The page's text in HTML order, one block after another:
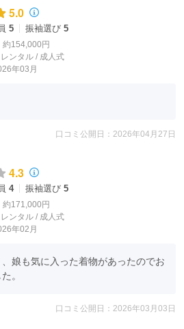
示会・・ 】
、2030年成人式の方対象
な特典あり >
会無料体験
でプレゼント♪
、店舗一覧より、LINEでのお問い
て受付中！
くとスムーズにご案内させていた
5.0
5 振袖選び 5
約154,000円
レンタル / 成人式
年03月
口コミ公開日：2026年04月27日
4.3
4 振袖選び 5
約171,000円
レンタル / 成人式
年02月
娘も気に入った着物があったのでお
。
口コミ公開日：2026年03月03日